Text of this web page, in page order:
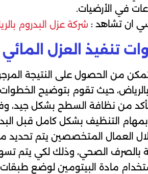
في الأرضيات.
ان تشاهد : شركة عزل البدروم
تنفيذ العزل
من الحصول على النتيجة
حيث تقوم بتوضيح
من نظافة السطح بشكل جيد،
التنظيف بشكل كامل قبل
العمال المتخصصين يتم تحديد
بالصرف الصحي، وذلك لكي يتم
مادة البيتومين لوضع